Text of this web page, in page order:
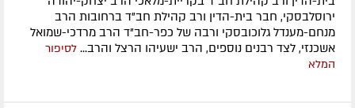
ירוסלבסקי, חבר בית-הדין ורב קהילת חב"ד ברחובות הרב
מנחם-מענדל גלוכובסקי ורבה של כפר-חב"ד הרב מרדכי-שמואל
אשכנזי, לצד רבנים נוספים, הרב ישעיהו הרצל והרב... לסיפור
המלא